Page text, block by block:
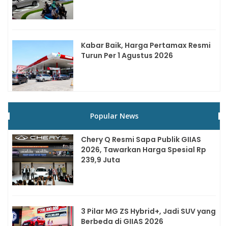
Kabar Baik, Harga Pertamax Resmi
Turun Per 1 Agustus 2026
Popular News
Chery Q Resmi Sapa Publik GIIAS
2026, Tawarkan Harga Spesial Rp
239,9 Juta
3 Pilar MG ZS Hybrid+, Jadi SUV yang
Berbeda di GIIAS 2026